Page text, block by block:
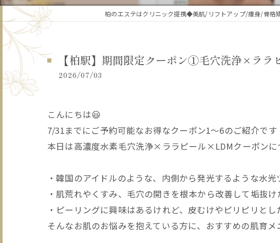
柏のエステはクリニック提携◆美肌/リフトアップ/痩身/骨格
【柏駅】期間限定クーポン①毛穴洗浄×ララ
2026/07/03
こんにちは😃
7/31までにご予約可能なお得なクーポン1～6のご紹介です
本日は高濃度水素毛穴洗浄×ララピール×LDMクーポン
・韓国のアイドルのような、内側から発光するような水光
・肌荒れやくすみ、毛穴の開きを根本から改善して垢抜け
・ピーリングに興味はあるけれど、皮むけやピリピリと
そんなお肌のお悩みを抱えている方に、おすすめの肌育メ